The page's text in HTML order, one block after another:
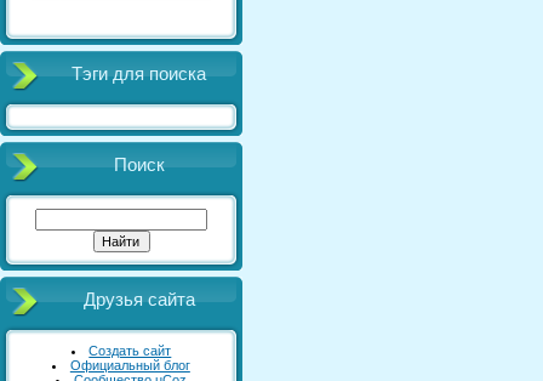
Тэги для поиска
Поиск
Друзья сайта
Создать сайт
Официальный блог